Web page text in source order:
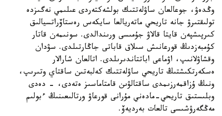
وڭدەۋ، جوعالعان ساۋلەتتىك بولشەكتەردى عىلىمي نەگىزدە
تولىقتىرۋ جانە تاريحي ماتەريالعا سايكەس رەستاۆراتسيالىق
كىرپىشپەن قايتا قالاۋ جۇمىسى ورىندالدى. سونىمەن قاتار
كۇمبەزدىڭ قورعانىش سىلاق قاباتى جاڭارتىلدى. سۋدان
وقشاۋلانىپ، اۋماعى اباتتاندىرىلدى. اتالعان شارالار
ەسكەرتكىشتىڭ تاريحي ساۋلەتتىك كەلبەتىن ساقتاي وتىرىپ،
ونىڭ ۇزاقمەرزىمدى ساقتالۋىن قامتاماسىز ەتەدى، - دەدى
وبلىستىق تاريحي-مادەني مۇرانى قورعاۋ ورتالىعىنىڭ ءبولىم
مەڭگەرۋشىسى تالعات بەرديەۆ.